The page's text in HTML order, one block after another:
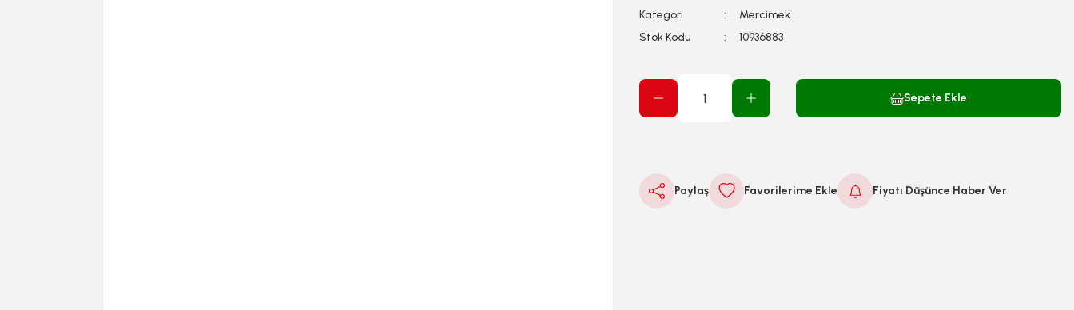
Kategori
Mercimek
Stok Kodu
10936883
Sepete Ekle
Paylaş Fiyatı Düşünce Haber Ver